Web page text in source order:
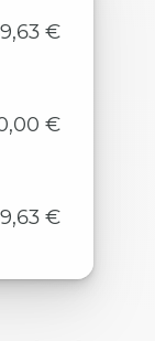
€
€
€